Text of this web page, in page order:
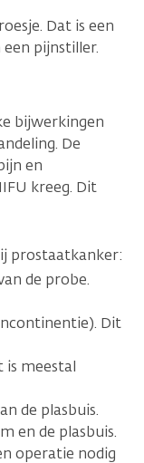
Dat is een
pijnstiller.
bijwerkingen
De
en
kreeg. Dit
prostaatkanker:
de probe.
Dit
is meestal
de plasbuis.
en de plasbuis.
operatie nodig